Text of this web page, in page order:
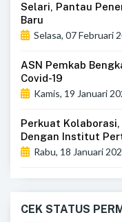
Selari, Pantau
Baru
Selasa, 07 Februari
ASN Pemkab
Covid-19
Kamis, 19 Januari
Perkuat Kolaborasi,
Dengan Institut
Rabu, 18 Januari
CEK STATUS